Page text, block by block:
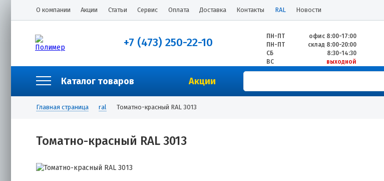
О компании Акции Статьи Сервис Оплата Доставка Контакты RAL Новости
+7 (473) 250-22-10 ПН-ПТ
офис 8:00-17:00
ПН-ПТ
склад 8:00-20:00
СБ
8:30-14:30
ВС
выходной
Каталог товаров Акции
Главная страница ral Томатно-красный RAL 3013
Томатно-красный RAL 3013